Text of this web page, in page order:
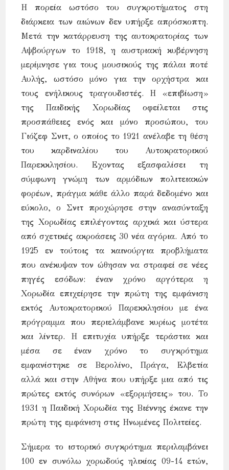
Η πορεία ωστόσο του συγκροτήματος στη
διάρκεια των αιώνων δεν υπήρξε απρόσκοπτη.
Μετά την κατάρρευση της αυτοκρατορίας των
Αψβούργων το 1918, η αυστριακή κυβέρνηση
μερίμνησε για τους μουσικούς της πάλαι ποτέ
Αυλής, ωστόσο μόνο για την ορχήστρα και
τους ενήλικους τραγουδιστές. Η «επιβίωση»
της Παιδικής Χορωδίας οφείλεται στις
προσπάθειες ενός και μόνο προσώπου, του
Γιόζεφ Σνιτ, ο οποίος το 1921 ανέλαβε τη θέση
του καρδιναλίου του Αυτοκρατορικού
Παρεκκλησίου. Εχοντας εξασφαλίσει τη
σύμφωνη γνώμη των αρμόδιων πολιτειακών
φορέων, πράγμα κάθε άλλο παρά δεδομένο και
εύκολο, ο Σνιτ προχώρησε στην ανασύνταξη
της Χορωδίας επιλέγοντας αρχικά και ύστερα
από σχετικές ακροάσεις 30 νέα αγόρια. Από το
1925 εν τούτοις τα καινούργια προβλήματα
που ανέκυψαν τον ώθησαν να στραφεί σε νέες
πηγές εσόδων: έναν χρόνο αργότερα η
Χορωδία επιχείρησε την πρώτη της εμφάνιση
εκτός Αυτοκρατορικού Παρεκκλησίου με ένα
πρόγραμμα που περιελάμβανε κυρίως μοτέτα
και λίντερ. Η επιτυχία υπήρξε τεράστια και
μέσα σε έναν χρόνο το συγκρότημα
εμφανίστηκε σε Βερολίνο, Πράγα, Ελβετία
αλλά και στην Αθήνα που υπήρξε μια από τις
πρώτες εκτός συνόρων «εξορμήσεις» του. Το
1931 η Παιδική Χορωδία της Βιέννης έκανε την
πρώτη της εμφάνιση στις Ηνωμένες Πολιτείες.
Σήμερα το ιστορικό συγκρότημα περιλαμβάνει
100 εν συνόλω χορωδούς ηλικίας 09-14 ετών,